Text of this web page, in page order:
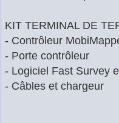
KIT TERMINAL DE
- Contrôleur
- Porte contrôleur
- Logiciel Fast Survey
- Câbles et chargeur